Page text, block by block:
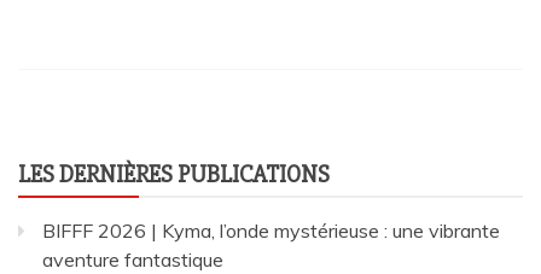
LES DERNIÈRES PUBLICATIONS
BIFFF 2026 | Kyma, l’onde mystérieuse : une vibrante
aventure fantastique